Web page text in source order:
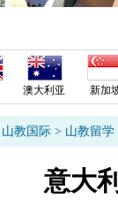
澳大利亚 新加
山教国际 > 山教留学
意大